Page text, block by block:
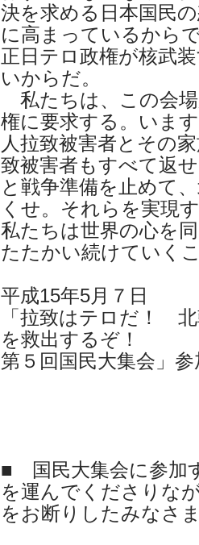
決を求める日本国民
に高まっているから
正日テロ政権が核武
いからだ。
私たちは、この会
権に要求する。いま
人拉致被害者とその
致被害者もすべて返
と戦争準備を止めて
くせ。それらを実現
私たちは世界の心を
たたかい続けていく
平成15年5月７日
「拉致はテロだ！
を救出するぞ！
第５回国民大集会」
■ 国民大集会に参加
を運んでくださりな
をお断りしたみなさ